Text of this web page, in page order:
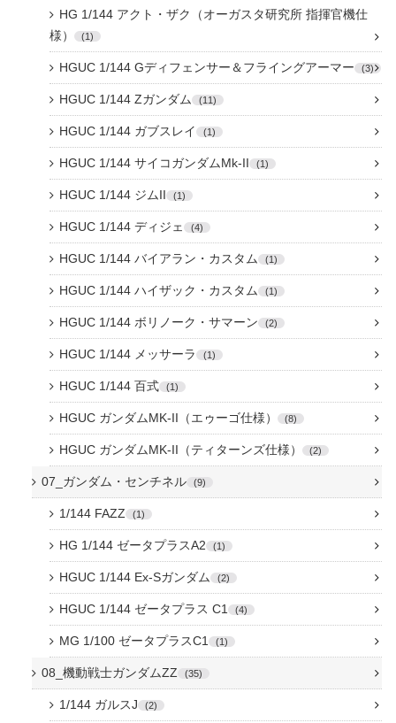
HG 1/144 アクト・ザク（オーガスタ研究所 指揮官機仕
様）
1
HGUC 1/144 Gディフェンサー＆フライングアーマー 3
HGUC 1/144 Zガンダム 11
HGUC 1/144 ガブスレイ 1
HGUC 1/144 サイコガンダムMk-II 1
HGUC 1/144 ジムII 1
HGUC 1/144 ディジェ 4
HGUC 1/144 バイアラン・カスタム 1
HGUC 1/144 ハイザック・カスタム 1
HGUC 1/144 ボリノーク・サマーン 2
HGUC 1/144 メッサーラ 1
HGUC 1/144 百式 1
HGUC ガンダムMK-II（エゥーゴ仕様） 8
HGUC ガンダムMK-II（ティターンズ仕様） 2
07_ガンダム・センチネル 9
1/144 FAZZ 1
HG 1/144 ゼータプラスA2 1
HGUC 1/144 Ex-Sガンダム 2
HGUC 1/144 ゼータプラス C1 4
MG 1/100 ゼータプラスC1 1
08_機動戦士ガンダムZZ 35
1/144 ガルスJ 2